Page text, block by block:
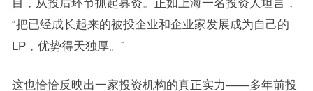
目，从投后环节抓起募资。正如上海一名投资人坦言，
“把已经成长起来的被投企业和企业家发展成为自己的
LP，优势得天独厚。”
这也恰恰反映出一家投资机构的真正实力——多年前投